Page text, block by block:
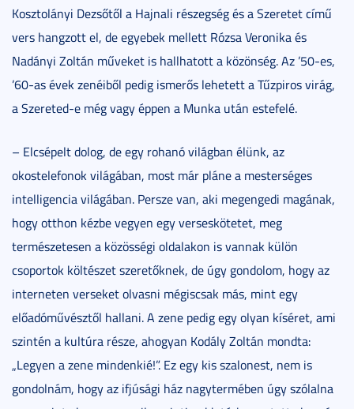
Kosztolányi Dezsőtől a Hajnali részegség és a Szeretet című
vers hangzott el, de egyebek mellett Rózsa Veronika és
Nadányi Zoltán műveket is hallhatott a közönség. Az ’50-es,
’60-as évek zenéiből pedig ismerős lehetett a Tűzpiros virág,
a Szereted-e még vagy éppen a Munka után estefelé.
– Elcsépelt dolog, de egy rohanó világban élünk, az
okostelefonok világában, most már pláne a mesterséges
intelligencia világában. Persze van, aki megengedi magának,
hogy otthon kézbe vegyen egy verseskötetet, meg
természetesen a közösségi oldalakon is vannak külön
csoportok költészet szeretőknek, de úgy gondolom, hogy az
interneten verseket olvasni mégiscsak más, mint egy
előadóművésztől hallani. A zene pedig egy olyan kíséret, ami
szintén a kultúra része, ahogyan Kodály Zoltán mondta:
„Legyen a zene mindenkié!”. Ez egy kis szalonest, nem is
gondolnám, hogy az ifjúsági ház nagytermében úgy szólalna